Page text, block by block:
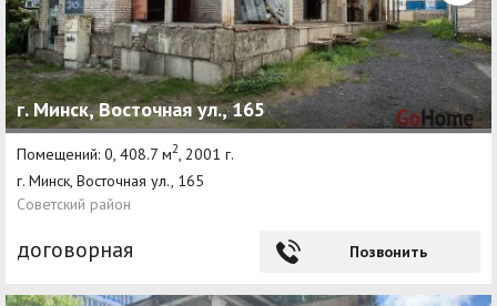
г. Минск, Восточная ул., 165
Помещений: 0, 408.7 м2, 2001 г.
г. Минск, Восточная ул., 165
Советский район
договорная Позвонить